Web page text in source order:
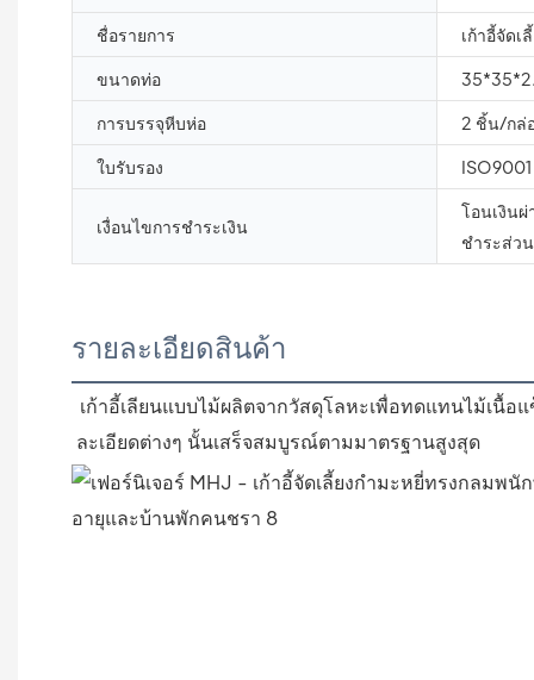
ชื่อรายการ เก้าอี้จัดเ
ขนาดท่อ
การบรรจุหีบห่อ 2 ชิ้น/กล่
ใบรับรอง ISO9001
เงื่อนไขการชำระเงิน
โอนเงิน
ชำระส่ว
รายละเอียดสินค้า
เก้าอี้เลียนแบบไม้ผลิตจากวัสดุโลหะเพื่อทดแทนไม้เนื้
ละเอียดต่างๆ นั้นเสร็จสมบูรณ์ตามมาตรฐานสูงสุด